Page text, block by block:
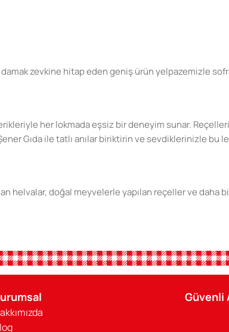
zevkine hitap eden geniş ürün yelpazemizle
her lokmada eşsiz bir deneyim sunar.
Gıda ile tatlı anılar biriktirin ve sevdiklerinizle bu
helvalar, doğal meyvelerle yapılan reçeller ve daha
sevdiklerinize en iyisini sunun. Tatlı anılar
ve doğal tatların keyfini çıkarın. Şener Gıda,
Güvenli